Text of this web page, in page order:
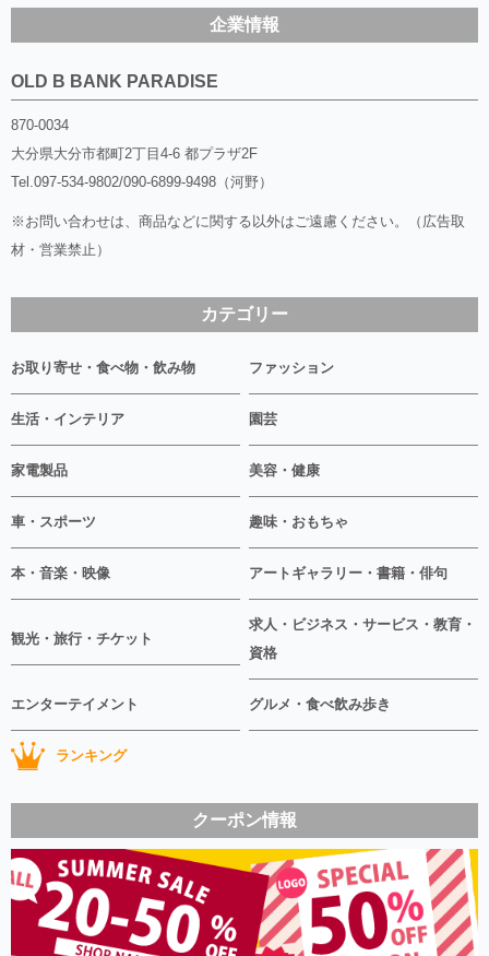
企業情報
OLD B BANK PARADISE
870-0034
大分県大分市都町2丁目4-6 都プラザ2F
Tel. 097-534-9802/090-6899-9498（河野）
※お問い合わせは、商品などに関する以外はご遠慮ください。（広告取
材・営業禁止）
カテゴリー
お取り寄せ・食べ物・飲み物 ファッション
生活・インテリア 園芸
家電製品 美容・健康
車・スポーツ 趣味・おもちゃ
本・音楽・映像 アートギャラリー・書籍・俳句
観光・旅行・チケット
求人・ビジネス・サービス・教育・
資格
エンターテイメント グルメ・食べ飲み歩き
ランキング
クーポン情報